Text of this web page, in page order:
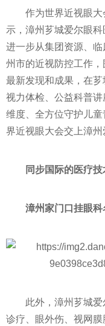
作为世界近视眼大
示，漳州芗城爱尔眼
进一步从集团资源、
州市的近视防控工作，
最新发现和成果，在
视力体检、公益科普
维度、全方位守护儿
界近视眼大会交上漳州
同步国际的医疗技
漳州家门口挂眼科
此外，漳州芗城
诊疗、眼外伤、视网